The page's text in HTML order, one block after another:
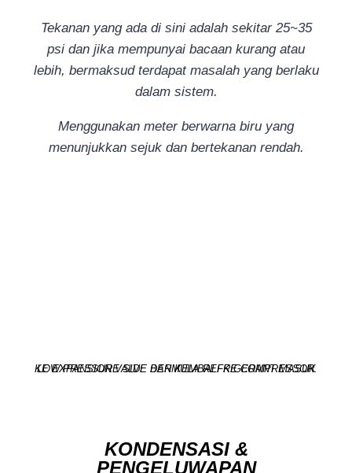
Tekanan yang ada di sini adalah sekitar 25~35
psi dan jika mempunyai bacaan kurang atau
lebih, bermaksud terdapat masalah yang berlaku
dalam sistem.
Menggunakan meter berwarna biru yang
menunjukkan sejuk dan bertekanan rendah.
LOW PRESSURE SIDE BERMULA REFRIGERANT MASUK KE EXPANSION VALVE DAN KEMBALI KE COMPRESSOR.
KONDENSASI &
PENGELUWAPAN